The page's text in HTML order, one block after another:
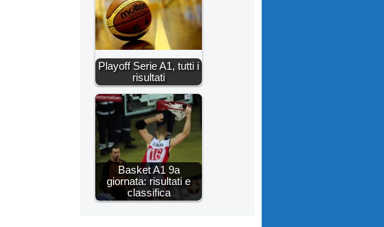
Playoff Serie A1, tutti i
risultati
Basket A1 9a
giornata: risultati e
classifica